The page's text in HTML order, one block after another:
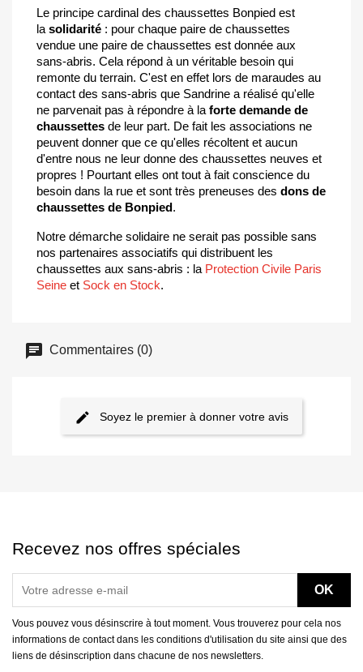
Le principe cardinal des chaussettes Bonpied est
la solidarité : pour chaque paire de chaussettes
vendue une paire de chaussettes est donnée aux
sans-abris. Cela répond à un véritable besoin qui
remonte du terrain. C'est en effet lors de maraudes au
contact des sans-abris que Sandrine a réalisé qu'elle
ne parvenait pas à répondre à la forte demande de
chaussettes de leur part. De fait les associations ne
peuvent donner que ce qu'elles récoltent et aucun
d'entre nous ne leur donne des chaussettes neuves et
propres ! Pourtant elles ont tout à fait conscience du
besoin dans la rue et sont très preneuses des dons de
chaussettes de Bonpied.
Notre démarche solidaire ne serait pas possible sans
nos partenaires associatifs qui distribuent les
chaussettes aux sans-abris : la Protection Civile Paris
Seine et Sock en Stock.
Commentaires (0)
Soyez le premier à donner votre avis
Recevez nos offres spéciales
Vous pouvez vous désinscrire à tout moment. Vous trouverez pour cela nos
informations de contact dans les conditions d'utilisation du site ainsi que des
liens de désinscription dans chacune de nos newsletters.